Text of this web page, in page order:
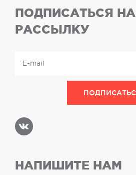
ПОДПИСАТЬСЯ НА
РАССЫЛКУ
НАПИШИТЕ НАМ